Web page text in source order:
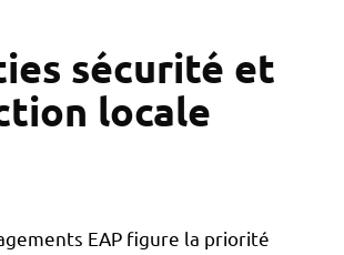
sécurité et
locale
EAP figure la priorité